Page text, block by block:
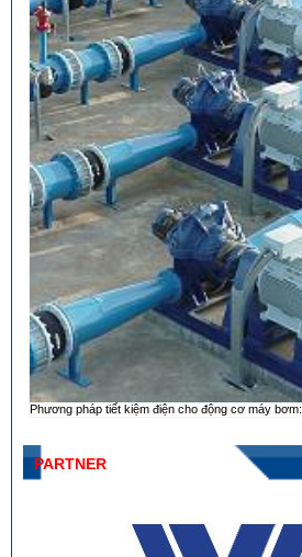
Phương pháp tiết kiệm điện cho động cơ máy bơm:
PARTNER